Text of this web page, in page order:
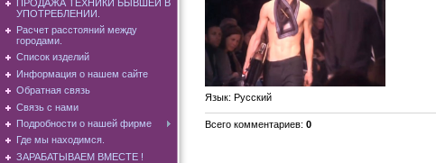
ПРОДАЖА ТЕХНИКИ БЫВШЕЙ В
УПОТРЕБЛЕНИИ.
Расчет расстояний между
городами.
Список изделий
Информация о нашем сайте
Обратная связь
Связь с нами
Подробности о нашей фирме
Где мы находимся.
ЗАРАБАТЫВАЕМ ВМЕСТЕ !
Язык: Русский
Всего комментариев: 0